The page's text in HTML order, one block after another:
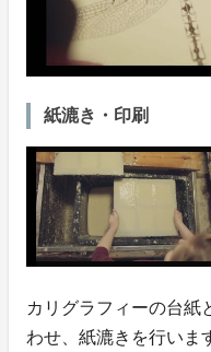
紙漉き・印刷
カリグラフィーの台紙
わせ、紙漉きを行いま